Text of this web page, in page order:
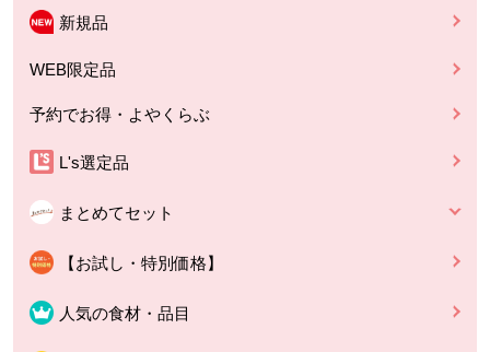
新規品
WEB限定品
予約でお得・よやくらぶ
L's選定品
まとめてセット
【お試し・特別価格】
人気の食材・品目